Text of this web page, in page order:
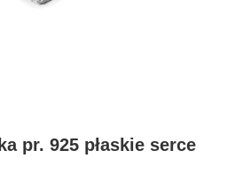
pr. 925 płaskie serce